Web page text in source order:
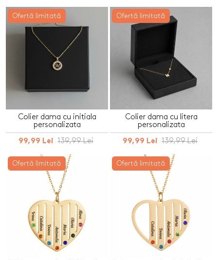
Ofertă limitată
Colier dama cu initiala
personalizata
99,99 Lei 139,99 Lei
Ofertă limitată
Colier dama cu litera
personalizata
99,99 Lei 139,99 Lei
Ofertă limitată Ofertă limitată